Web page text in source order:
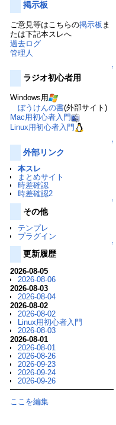
掲示板
ご意見等はこちらの掲示板 ま
たは下記本スレへ
過去ログ
管理人
↑
ラジオ初心者用
Windows用
ぼうけんの書(外部サイト)
Mac用初心者入門
Linux用初心者入門
↑
外部リンク
本スレ
まとめサイト
時差確認
時差確認2
↑
その他
テンプレ
プラグイン
↑
更新履歴
2026-08-05
2026-08-06
2026-08-03
2026-08-04
2026-08-02
2026-08-02
Linux用初心者入門
2026-08-03
2026-08-01
2026-08-01
2026-08-26
2026-09-23
2026-09-24
2026-09-26
ここを編集